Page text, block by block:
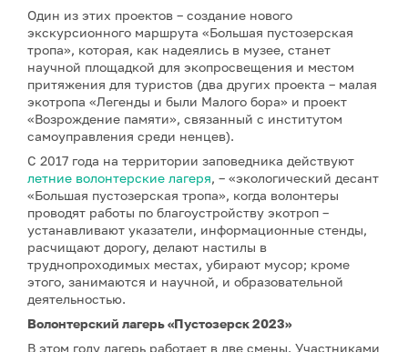
Один из этих проектов – создание нового
экскурсионного маршрута «Большая пустозерская
тропа», которая, как надеялись в музее, станет
научной площадкой для экопросвещения и местом
притяжения для туристов (два других проекта – малая
экотропа «Легенды и были Малого бора» и проект
«Возрождение памяти», связанный с институтом
самоуправления среди ненцев).
С 2017 года на территории заповедника действуют
летние волонтерские лагеря, – «экологический десант
«Большая пустозерская тропа», когда волонтеры
проводят работы по благоустройству экотроп –
устанавливают указатели, информационные стенды,
расчищают дорогу, делают настилы в
труднопроходимых местах, убирают мусор; кроме
этого, занимаются и научной, и образовательной
деятельностью.
Волонтерский лагерь «Пустозерск 2023»
В этом году лагерь работает в две смены. Участниками